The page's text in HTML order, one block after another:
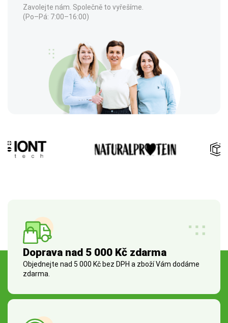
Zavolejte nám. Společně to vyřešíme.
(Po–Pá: 7:00–16:00)
Doprava nad 5 000 Kč zdarma
Objednejte nad 5 000 Kč bez DPH a zboží Vám dodáme
zdarma.